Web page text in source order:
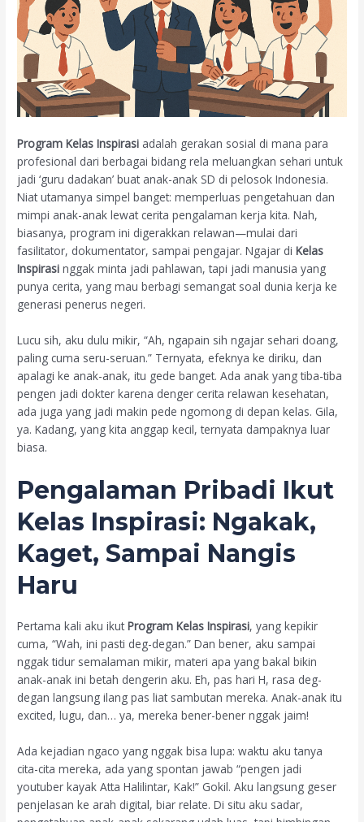
Program Kelas Inspirasi adalah gerakan sosial di mana para
profesional dari berbagai bidang rela meluangkan sehari untuk
jadi ‘guru dadakan’ buat anak-anak SD di pelosok Indonesia.
Niat utamanya simpel banget: memperluas pengetahuan dan
mimpi anak-anak lewat cerita pengalaman kerja kita. Nah,
biasanya, program ini digerakkan relawan—mulai dari
fasilitator, dokumentator, sampai pengajar. Ngajar diKelas
Inspirasi nggak minta jadi pahlawan, tapi jadi manusia yang
punya cerita, yang mau berbagi semangat soal dunia kerja ke
generasi penerus negeri.
Lucu sih, aku dulu mikir, “Ah, ngapain sih ngajar sehari doang,
paling cuma seru-seruan.” Ternyata, efeknya ke diriku, dan
apalagi ke anak-anak, itu gede banget. Ada anak yang tiba-tiba
pengen jadi dokter karena denger cerita relawan kesehatan,
ada juga yang jadi makin pede ngomong di depan kelas. Gila,
ya. Kadang, yang kita anggap kecil, ternyata dampaknya luar
biasa.
Pengalaman Pribadi Ikut
Kelas Inspirasi: Ngakak,
Kaget, Sampai Nangis
Haru
Pertama kali aku ikutProgram Kelas Inspirasi, yang kepikir
cuma, “Wah, ini pasti deg-degan.” Dan bener, aku sampai
nggak tidur semalaman mikir, materi apa yang bakal bikin
anak-anak ini betah dengerin aku. Eh, pas hari H, rasa deg-
degan langsung ilang pas liat sambutan mereka. Anak-anak itu
excited, lugu, dan… ya, mereka bener-bener nggak jaim!
Ada kejadian ngaco yang nggak bisa lupa: waktu aku tanya
cita-cita mereka, ada yang spontan jawab “pengen jadi
youtuber kayak Atta Halilintar, Kak!” Gokil. Aku langsung geser
penjelasan ke arah digital, biar relate. Di situ aku sadar,